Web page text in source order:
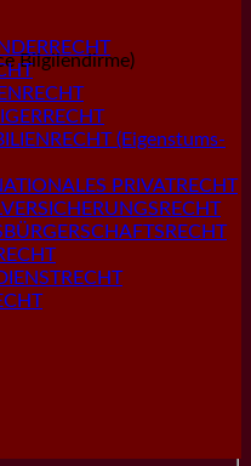
Bilgilendirme)
(Eigenstums-
PRIVATRECHT